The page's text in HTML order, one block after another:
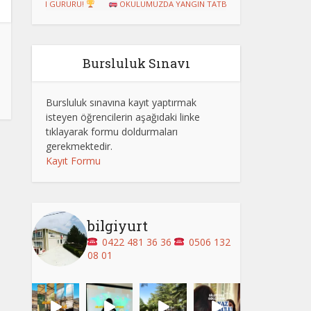
GURURU! OKULUMUZDA YANGIN TATBİKATI GERÇEKLEŞTİRİLDİ
Bursluluk Sınavı
Bursluluk sınavına kayıt yaptırmak
isteyen öğrencilerin aşağıdaki linke
tıklayarak formu doldurmaları
gerekmektedir.
Kayıt Formu
bilgiyurt
0422 481 36 36
0506 132
08 01